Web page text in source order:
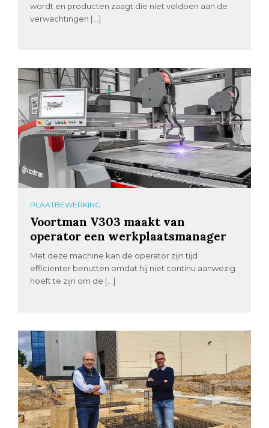
wordt en producten zaagt die niet voldoen aan de
verwachtingen […]
PLAATBEWERKING
Voortman V303 maakt van
operator een werkplaatsmanager
Met deze machine kan de operator zijn tijd
efficiënter benutten omdat hij niet continu aanwezig
hoeft te zijn om de […]